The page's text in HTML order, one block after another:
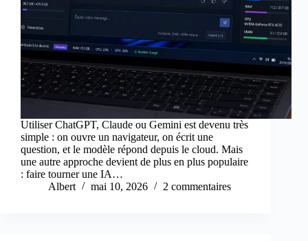
Utiliser ChatGPT, Claude ou Gemini est devenu très
simple : on ouvre un navigateur, on écrit une
question, et le modèle répond depuis le cloud. Mais
une autre approche devient de plus en plus populaire
: faire tourner une IA…
Albert
mai 10, 2026 2 commentaires